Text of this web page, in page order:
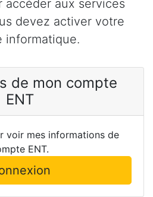
accéder aux services
devez activer votre
informatique.
de mon compte
ENT
voir mes informations de
ENT.